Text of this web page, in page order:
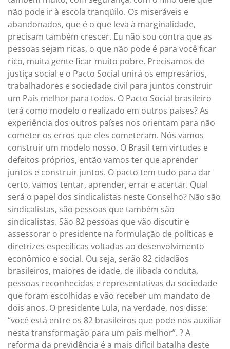
não pode ir à escola tranqüilo. Os miseráveis e
abandonados, que é o que leva à marginalidade,
precisam também crescer. Eu não sou contra que as
pessoas sejam ricas, o que não pode é para você ficar
rico, muita gente ficar muito pobre. Precisamos de
justiça social e o Pacto Social unirá os empresários,
trabalhadores e sociedade civil para juntos construir
um País melhor para todos. O Pacto Social brasileiro
terá como modelo o realizado em outros países? As
experiência dos outros países nos orientam para não
cometer os erros que eles cometeram. Nós vamos
construir um modelo nosso. O Brasil tem virtudes e
defeitos próprios, então vamos ter que aprender
juntos e construir juntos. O pacto tem tudo para dar
certo, vamos tentar, aprender, errar e acertar. Qual
será o papel dos sindicalistas neste Conselho? Não são
sindicalistas, são pessoas que também são
sindicalistas. São 82 pessoas que vão discutir e
assessorar o presidente na formulação de políticas e
diretrizes específicas voltadas ao desenvolvimento
econômico e social. Ou seja, serão 82 cidadãos
brasileiros, maiores de idade, de ilibada conduta,
pessoas reconhecidas e representativas da sociedade
que foram escolhidas e vão receber um mandato de
dois anos. O presidente Lula, na verdade, nos disse:
“você está entre os 82 brasileiros que pode nos auxiliar
nesta transformação para um país melhor”. ? A
reforma da previdência é a mais difícil batalha deste